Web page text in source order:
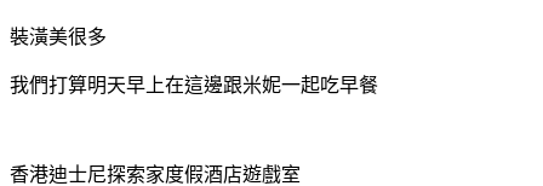
裝潢美很多
我們打算明天早上在這邊跟米妮一起吃早餐
香港迪士尼探索家度假酒店遊戲室